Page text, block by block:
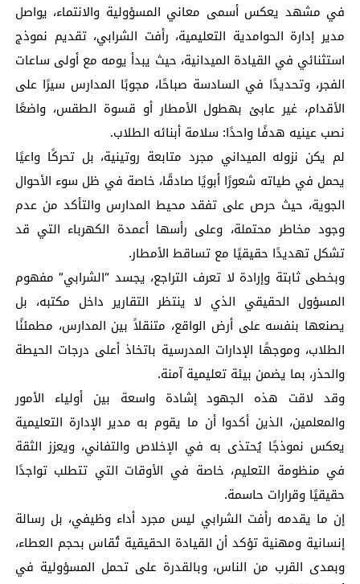
في مشهد يعكس أسمى معاني المسؤولية والانتماء، يواصل
مدير إدارة الحوامدية التعليمية، رأفت الشرابي، تقديم نموذج
استثنائي في القيادة الميدانية، حيث يبدأ يومه مع أولى ساعات
الفجر، وتحديدًا في السادسة صباحًا، مجوبًا المدارس سيرًا على
الأقدام، غير عابئ بهطول الأمطار أو قسوة الطقس، واضعًا
نصب عينيه هدفًا واحدًا: سلامة أبنائه الطلاب.
لم يكن نزوله الميداني مجرد متابعة روتينية، بل تحركًا واعيًا
يحمل في طياته شعورًا أبويًا صادقًا، خاصة في ظل سوء الأحوال
الجوية، حيث حرص على تفقد محيط المدارس والتأكد من عدم
وجود مخاطر محتملة، وعلى رأسها أعمدة الكهرباء التي قد
تشكل تهديدًا حقيقيًا مع تساقط الأمطار.
وبخطى ثابتة وإرادة لا تعرف التراجع، يجسد “الشرابي” مفهوم
المسؤول الحقيقي الذي لا ينتظر التقارير داخل مكتبه، بل
يصنعها بنفسه على أرض الواقع، متنقلاً بين المدارس، مطمئنًا
الطلاب، وموجهًا الإدارات المدرسية باتخاذ أعلى درجات الحيطة
والحذر، بما يضمن بيئة تعليمية آمنة.
وقد لاقت هذه الجهود إشادة واسعة بين أولياء الأمور
والمعلمين، الذين أكدوا أن ما يقوم به مدير الإدارة التعليمية
يعكس نموذجًا يُحتذى به في الإخلاص والتفاني، ويعزز الثقة
في منظومة التعليم، خاصة في الأوقات التي تتطلب تواجدًا
حقيقيًا وقرارات حاسمة.
إن ما يقدمه رأفت الشرابي ليس مجرد أداء وظيفي، بل رسالة
إنسانية ومهنية تؤكد أن القيادة الحقيقية تُقاس بحجم العطاء،
وبمدى القرب من الناس، وبالقدرة على تحمل المسؤولية في